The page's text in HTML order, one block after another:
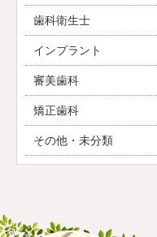
歯科衛生士
インプラント
審美歯科
矯正歯科
その他・未分類